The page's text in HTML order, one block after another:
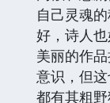
自己灵魂
好，诗人
美丽的作
意识，但
都有其粗